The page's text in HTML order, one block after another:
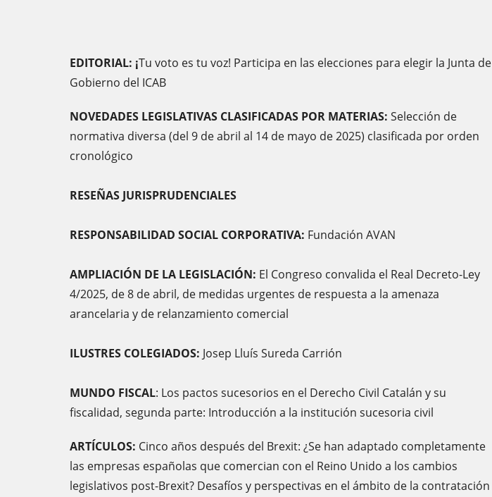
EDITORIAL: ¡Tu voto es tu voz! Participa en las elecciones para elegir la Junta de
Gobierno del ICAB
NOVEDADES LEGISLATIVAS CLASIFICADAS POR MATERIAS: Selección de
normativa diversa (del 9 de abril al 14 de mayo de 2025) clasificada por orden
cronológico
RESEÑAS JURISPRUDENCIALES
RESPONSABILIDAD SOCIAL CORPORATIVA: Fundación AVAN
AMPLIACIÓN DE LA LEGISLACIÓN: El Congreso convalida el Real Decreto-Ley
4/2025, de 8 de abril, de medidas urgentes de respuesta a la amenaza
arancelaria y de relanzamiento comercial
ILUSTRES COLEGIADOS: Josep Lluís Sureda Carrión
MUNDO FISCAL: Los pactos sucesorios en el Derecho Civil Catalán y su
fiscalidad, segunda parte: Introducción a la institución sucesoria civil
ARTÍCULOS: Cinco años después del Brexit: ¿Se han adaptado completamente
las empresas españolas que comercian con el Reino Unido a los cambios
legislativos post-Brexit? Desafíos y perspectivas en el ámbito de la contratación